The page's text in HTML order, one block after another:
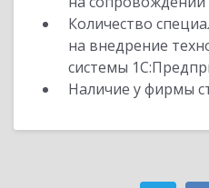
Количество
на внедрение
системы
Наличие у фирмы